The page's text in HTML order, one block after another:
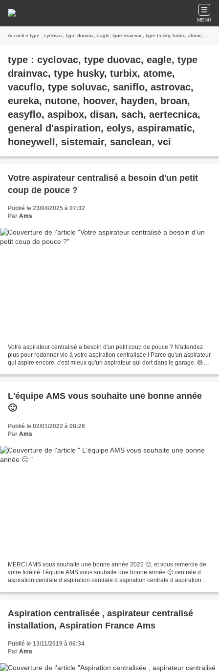
MENU
Accueil » type : cyclovac, type duovac, eagle, type drainvac, type husky, turbix, atome, vacuflo, type soluvac, saniflo, astrovac, eureka, nutone, hoover, hayden, broan, easyflo, aspibox, disan, sach, aertecnica, general d'aspiration, eolys, aspiramatic, honeywell, sistemair, sanclean, vci
type : cyclovac, type duovac, eagle, type
drainvac, type husky, turbix, atome,
vacuflo, type soluvac, saniflo, astrovac,
eureka, nutone, hoover, hayden, broan,
easyflo, aspibox, disan, sach, aertecnica,
general d'aspiration, eolys, aspiramatic,
honeywell, sistemair, sanclean, vci
Votre aspirateur centralisé a besoin d'un petit
coup de pouce ?
Publié le 23/04/2025 à 07:32
Par Ams
Votre aspirateur centralisé a besoin d'un petit coup de pouce ? N'attendez
plus pour redonner vie à votre aspiration centralisée ! Parce qu'un aspirateur
qui aspire encore, c'est mieux qu'un aspirateur qui dort dans le garage. 😄
L'équipe AMS vous souhaite une bonne année
🙂
Publié le 02/01/2022 à 08:26
Par Ams
MERCI AMS vous souhaite une bonne année 2022 🙂, et vous remercie de
votre fidélité. l'équipe AMS vous souhaite une bonne année 🙂 centrale d
aspiration centrale d aspiration centrale d aspiration centrale d aspiration
Aspiration centralisée , aspirateur centralisé
installation, Aspiration France Ams
Publié le 13/11/2019 à 06:34
Par Ams